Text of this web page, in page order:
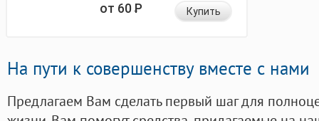
от 60Р Купить
На пути к совершенству вместе с нами
Предлагаем Вам сделать первый шаг для